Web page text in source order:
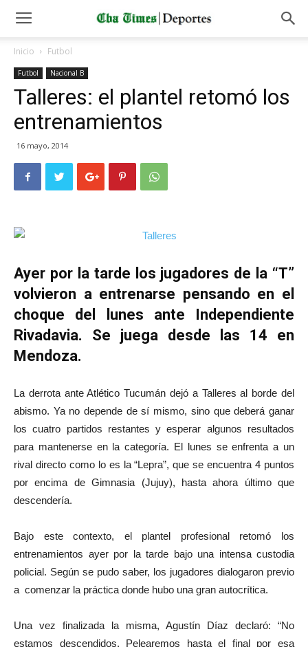
Inicio Futbol
Futbol Nacional B
Talleres: el plantel retomó los
entrenamientos
16 mayo, 2014
Ayer por la tarde los jugadores de la “T”
volvieron a entrenarse pensando en el
choque del lunes ante Independiente
Rivadavia. Se juega desde las 14 en
Mendoza.
La derrota ante Atlético Tucumán dejó a Talleres al borde del
abismo. Ya no depende de sí mismo, sino que deberá ganar
los cuatro partidos restantes y esperar algunos resultados
para mantenerse en la categoría. El lunes se enfrenta a un
rival directo como lo es la “Lepra”, que se encuentra 4 puntos
por encima de Gimnasia (Jujuy), hasta ahora último que
descendería.
Bajo este contexto, el plantel profesional retomó los
entrenamientos ayer por la tarde bajo una intensa custodia
policial. Según se pudo saber, los jugadores dialogaron previo
a comenzar la práctica donde hubo una gran autocrítica.
Una vez finalizada la misma, Agustín Díaz declaró: “No
estamos descendidos. Pelearemos hasta el final por esa